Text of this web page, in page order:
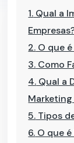
1. Qual a
2. O que
3. Como
4. Qual a
5. Tipos
6. O que